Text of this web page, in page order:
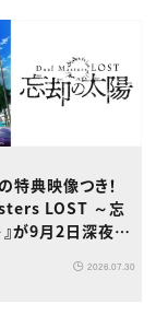
特典映像つき！
LOST ～忘
が9月2日深夜か
2026.07.30